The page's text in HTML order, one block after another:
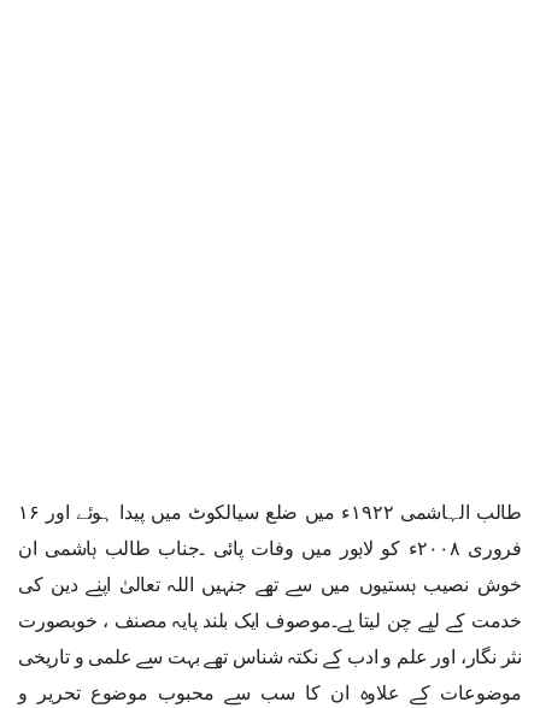
طالب الہاشمی ۱۹۲۲ء میں ضلع سیالکوٹ میں پیدا ہوئے اور ۱۶
فروری ۲۰۰۸ء کو لاہور میں وفات پائی ۔جناب طالب ہاشمی ان
خوش نصیب ہستیوں میں سے تھے جنہیں اللہ تعالیٰ اپنے دین کی
خدمت کے لیے چن لیتا ہے۔موصوف ایک بلند پایہ مصنف ، خوبصورت
نثر نگار، اور علم و ادب کے نکتہ شناس تھے بہت سے علمی و تاریخی
موضوعات کے علاوہ ان کا سب سے محبوب موضوع تحریر و